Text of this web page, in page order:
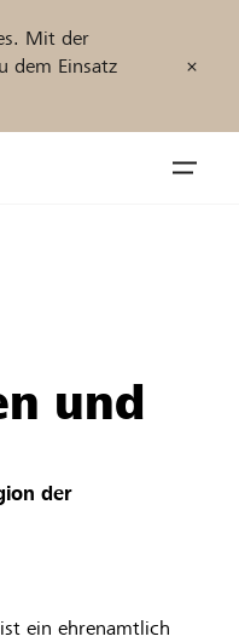
Mit der
dem Einsatz
und
der
ein ehrenamtlich